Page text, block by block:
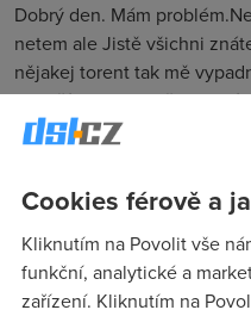
Dobrý den. Mám
netem ale Jistě všichni
nějakej torent tak mě
ukončím, tak se mě za
mám když zapnu Counter
naskočí!! Nvíte čím to může
nastavit??? Prosím o radu
problémy s vypadáváním
P.S. Docela často mě
minutu...DĚKUJI ZA
Cookies férově a
Kliknutím na Povolit vše
funkční, analytické a
zařízení. Kliknutím na